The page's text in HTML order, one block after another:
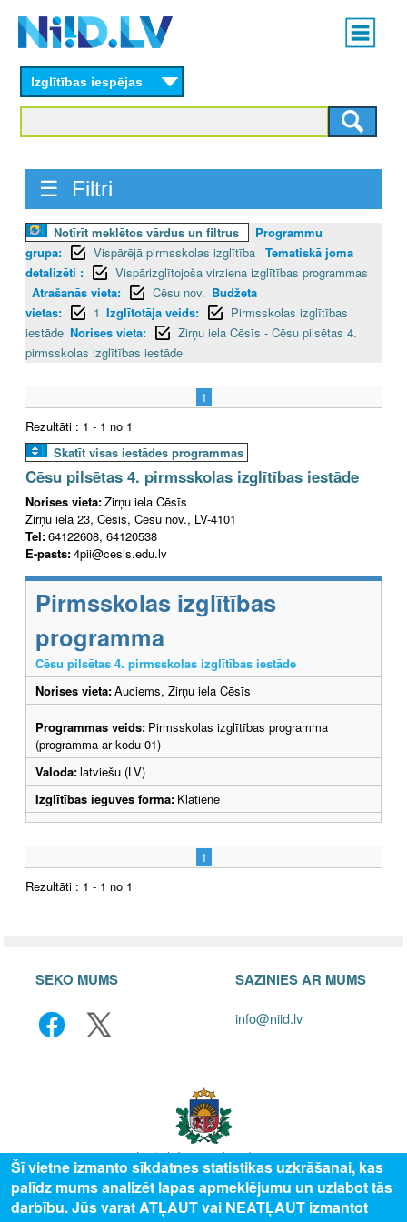
content
Main
menu
Izglītības iespējas
☰ Filtri
Notīrīt meklētos vārdus un filtrus
Programmu
grupa:
Vispārējā pirmsskolas izglītība Tematiskā joma
detalizēti :
Vispārizglītojoša virziena izglītības programmas
Atrašanās vieta:
Cēsu nov. Budžeta
vietas:
1 Izglītotāja veids:
Pirmsskolas izglītības
iestāde Norises vieta:
Zirņu iela Cēsīs - Cēsu pilsētas 4.
pirmsskolas izglītības iestāde
1
Rezultāti : 1 - 1 no 1
Skatīt visas iestādes programmas
Cēsu pilsētas 4. pirmsskolas izglītības iestāde
Norises vieta:Zirņu iela Cēsīs
Zirņu iela 23, Cēsis, Cēsu nov., LV-4101
Tel:64122608, 64120538
E-pasts:4pii@cesis.edu.lv
Pirmsskolas izglītības
programma
Cēsu pilsētas 4. pirmsskolas izglītības iestāde
Norises vieta:Auciems, Zirņu iela Cēsīs
Programmas veids: Pirmsskolas izglītības programma
(programma ar kodu 01)
Valoda:latviešu (LV)
Izglītības ieguves forma: Klātiene
1
Rezultāti : 1 - 1 no 1
SEKO MUMS SAZINIES AR MUMS
info@niid.lv
© 2025 Valsts izglītības attīstības aģentūra, publicētā satura visas tiesības
Šī vietne izmanto sīkdatnes statistikas uzkrāšanai, kas
palīdz mums analizēt lapas apmeklējumu un uzlabot tās
darbību. Jūs varat ATĻAUT vai NEATĻAUT izmantot